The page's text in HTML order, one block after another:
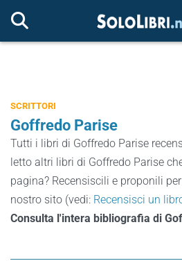
SCRITTORI
Goffredo Parise
Tutti i libri di Goffredo Parise
letto altri libri di Goffredo Parise
pagina? Recensiscili e proponili
nostro sito (vedi: Recensisci un
Consulta l'intera bibliografia di